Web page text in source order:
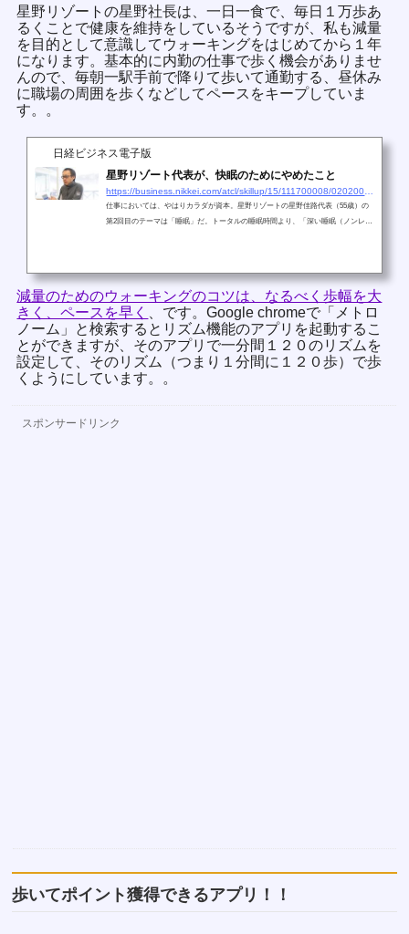
星野リゾートの星野社長は、一日一食で、毎日１万歩あ
るくことで健康を維持をしているそうですが、私も減量
を目的として意識してウォーキングをはじめてから１年
になります。基本的に内勤の仕事で歩く機会がありませ
んので、毎朝一駅手前で降りて歩いて通勤する、昼休み
に職場の周囲を歩くなどしてペースをキープしていま
す。。
日経ビジネス電子版
星野リゾート代表が、快眠のためにやめたこと
仕事においては、やはりカラダが資本。星野リゾートの星野佳路代表（55歳）の
第2回目のテーマは「睡眠」だ。トータルの睡眠時間より、「深い睡眠（ノンレム
減量のためのウォーキングのコツは、なるべく歩幅を大
きく、ペースを早く
、です。Google chromeで「メトロ
ノーム」と検索するとリズム機能のアプリを起動するこ
とができますが、そのアプリで一分間１２０のリズムを
設定して、そのリズム（つまり１分間に１２０歩）で歩
くようにしています。。
スポンサードリンク
歩いてポイント獲得できるアプリ！！